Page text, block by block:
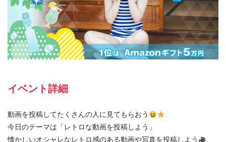
イベント詳細
動画を投稿してたくさんの人に見てもらおう
今日のテーマは「レトロな動画を投稿しよう」
懐かしいオシャレなレトロ感のある動画や写真を投稿しよう